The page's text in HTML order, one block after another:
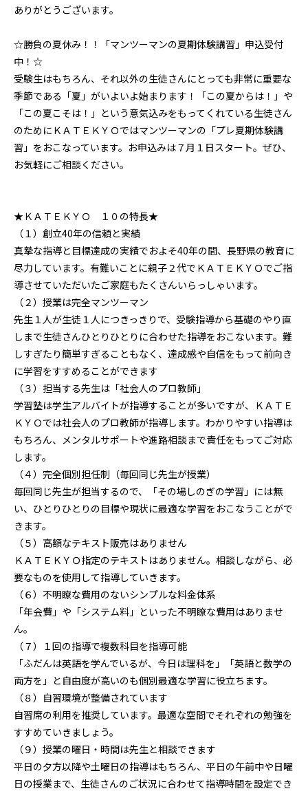
ありがとうございます。
☆勝負の夏休み！！「マンツーマンの夏期体験講習」申込受付
中！☆
受験生はもちろん、それ以外の生徒さんにとっても非常に重要な
季節である「夏」がいよいよ始まります！「この夏からは！」や
「この夏こそは！」という意気込みをもってくれている生徒さん
のためにＫＡＴＥＫＹＯではマンツーマンの「プレ夏期体験講
習」をおこなっています。お申込みは７月１日スタート。ぜひ、
お気軽にご相談ください。
★ＫＡＴＥＫＹＯ １０の特長★
（１）創立40年の信頼と実績
真摯な指導と目標達成の実績でおよそ40年の間、長野県の教育に
尽力しています。有難いことに親子２代でＫＡＴＥＫＹＯでご指
導させていただいたご家庭もたくさんいらっしゃいます。
（２）授業は完全マンツーマン
先生１人が生徒１人につきっきりで、受験指導から基礎のやり直
しまで生徒さんひとりひとりに合わせた指導をおこないます。難
しすぎたり簡単すぎることもなく、達成感や自信をもって前向き
に学習をすすめることができます
（３）担当する先生は「社会人のプロ教師」
学習塾は学生アルバイトが指導することが多いですが、ＫＡＴＥ
ＫＹＯでは社会人のプロ教師が指導します。わかりやすい指導は
もちろん、メンタルサポートや進路相談まで責任をもってご対応
します。
（４）完全個別担任制（毎回同じ先生が授業）
毎回同じ先生が担当するので、「その場しのぎの学習」には無
い、ひとりひとりの目標や現状に最適な学習をおこなうことがで
きます。
（５）高額なテキスト販売はありません
ＫＡＴＥＫＹＯ指定のテキストはありません。相談しながら、必
要なものを使用して指導していきます。
（６）不明瞭な費用のないシンプルな料金体系
「年会費」や「システム料」といった不明瞭な費用はありませ
ん。
（７）１回の指導で複数科目を指導可能
「ふだんは英語を学んでいるが、今日は理科を」「英語と数学の
両方を」と自由度が高いのも個別最適な学習に役立ちます。
（８）自習環境が整備されています
自習席の利用を推奨しています。最適な空間でそれぞれの勉強を
すすめていきましょう。
（９）授業の曜日・時間は先生と相談できます
平日の夕方以降や土曜日の指導はもちろん、平日の午前中や日曜
日の授業まで、生徒さんのご状況に合わせて指導時間を設定でき